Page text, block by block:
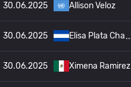
30.06.2025 Allison Veloz
30.06.2025 Elisa Plata Cha
30.06.2025 Ximena Ramirez